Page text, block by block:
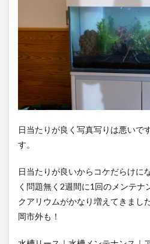
日当たりが良く写真写りは悪いで
す。
日当たりが良いからコケだらけに
く問題無く2週間に1回のメンテ
クアリウムがかなり増えてきまし
岡市外も！